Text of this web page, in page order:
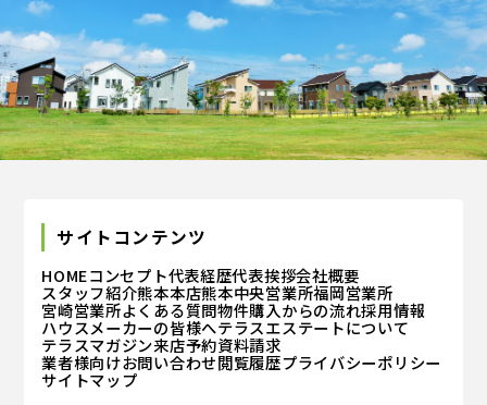
サイトコンテンツ
HOMEコンセプト代表経歴代表挨拶会社概要
スタッフ紹介熊本本店熊本中央営業所福岡営業所
宮崎営業所よくある質問物件購入からの流れ採用情報
ハウスメーカーの皆様へテラスエステートについて
テラスマガジン来店予約資料請求
業者様向けお問い合わせ閲覧履歴プライバシーポリシー
サイトマップ